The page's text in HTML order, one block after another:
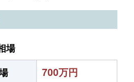
場
700万円